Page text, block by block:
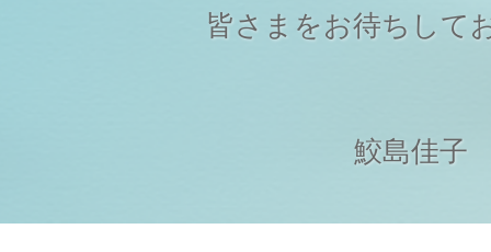
皆さまをお待ちして
鮫島佳子